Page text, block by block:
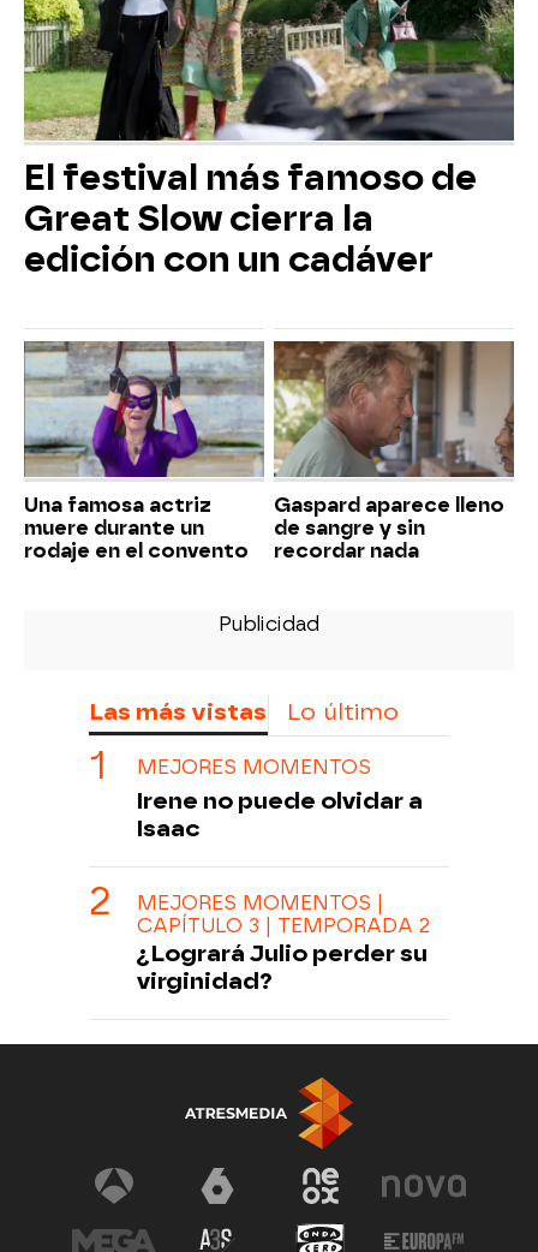
El festival más famoso de
Great Slow cierra la
edición con un cadáver
Una famosa actriz
muere durante un
rodaje en el convento
Gaspard aparece lleno
de sangre y sin
recordar nada
Las más vistas Lo último
MEJORES MOMENTOS
Irene no puede olvidar a
Isaac
MEJORES MOMENTOS |
CAPÍTULO 3 | TEMPORADA 2
¿Logrará Julio perder su
virginidad?